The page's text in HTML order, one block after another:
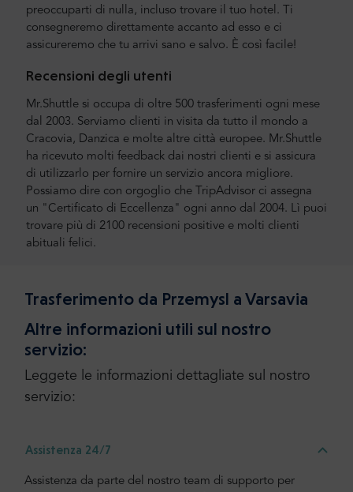
preoccuparti di nulla, incluso trovare il tuo hotel. Ti
consegneremo direttamente accanto ad esso e ci
assicureremo che tu arrivi sano e salvo. È così facile!
Recensioni degli utenti
Mr.Shuttle si occupa di oltre 500 trasferimenti ogni mese
dal 2003. Serviamo clienti in visita da tutto il mondo a
Cracovia, Danzica e molte altre città europee. Mr.Shuttle
ha ricevuto molti feedback dai nostri clienti e si assicura
di utilizzarlo per fornire un servizio ancora migliore.
Possiamo dire con orgoglio che TripAdvisor ci assegna
un "Certificato di Eccellenza" ogni anno dal 2004. Lì puoi
trovare più di 2100 recensioni positive e molti clienti
abituali felici.
Trasferimento da Przemysl a Varsavia
Altre informazioni utili sul nostro
servizio:
Leggete le informazioni dettagliate sul nostro
servizio:
Assistenza 24/7
Assistenza da parte del nostro team di supporto per